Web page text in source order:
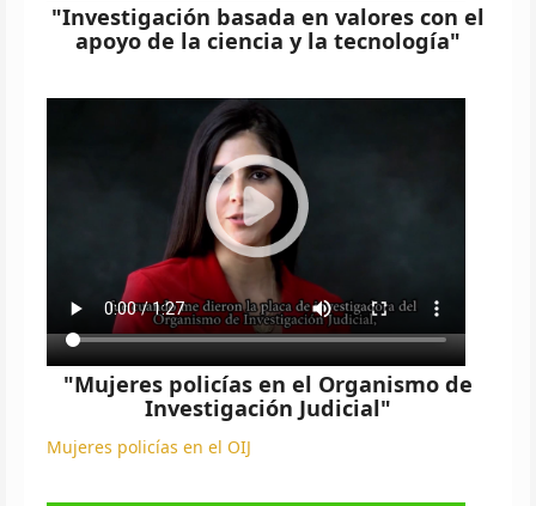
"Investigación basada en valores con el
apoyo de la ciencia y la tecnología"
"Mujeres policías en el Organismo de
Investigación Judicial"
Mujeres policías en el OIJ